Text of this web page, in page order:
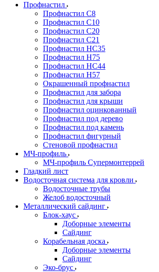
Профнастил
Профнастил С8
Профнастил С10
Профнастил С20
Профнастил С21
Профнастил НС35
Профнастил Н75
Профнастил HC44
Профнастил Н57
Окрашенный профнастил
Профнастил для забора
Профнастил для крыши
Профнастил оцинкованный
Профнастил под дерево
Профнастил под камень
Профнастил фигурный
Стеновой профнастил
МЧ-профиль
МЧ-профиль Супермонтеррей
Гладкий лист
Водосточная система для кровли
Водосточные трубы
Желоб водосточный
Металлический сайдинг
Блок-хаус
Доборные элементы
Сайдинг
Корабельная доска
Доборные элементы
Сайдинг
Эко-брус